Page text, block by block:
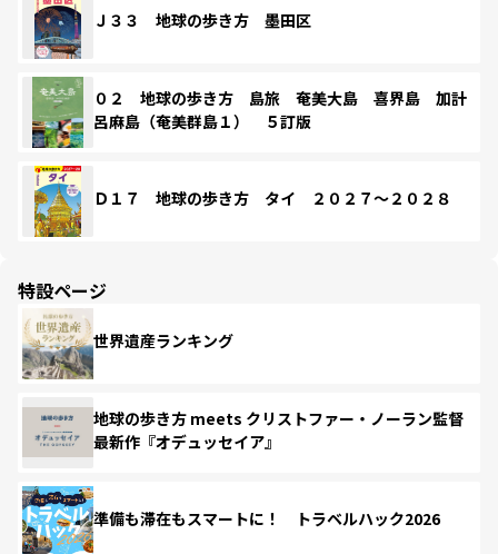
Ｊ３３ 地球の歩き方 墨田区
０２ 地球の歩き方 島旅 奄美大島 喜界島 加計
呂麻島（奄美群島１） ５訂版
Ｄ１７ 地球の歩き方 タイ ２０２７～２０２８
特設ページ
世界遺産ランキング
地球の歩き方 meets クリストファー・ノーラン監督
最新作『オデュッセイア』
準備も滞在もスマートに！ トラベルハック2026